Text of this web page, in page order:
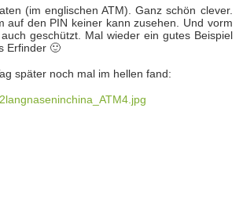
(im englischen ATM). Ganz schön clever.
auf den PIN keiner kann zusehen. Und vorm
geschützt. Mal wieder ein gutes Beispiel
Erfinder 🙂
später noch mal im hellen fand: